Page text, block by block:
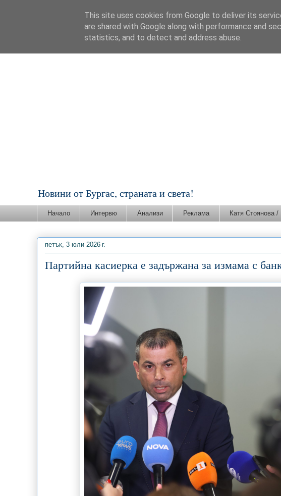
Новини от Бургас, страната и света!
Начало Интервю Анализи Реклама Катя Стоянова
петък, 3 юли 2026 г.
Партийна касиерка е задържана за измама с
This site uses cookies from Google to deliver its
are shared with Google along with performance and
statistics, and to detect and address abuse.